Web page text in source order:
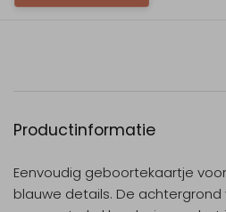
Productinformatie
Eenvoudig geboortekaartje
blauwe details. De